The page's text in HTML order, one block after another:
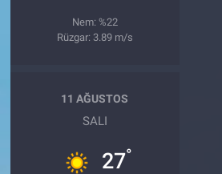
Nem: %22
Rüzgar: 3.89 m/s
11 AĞUSTOS
SALI
27°